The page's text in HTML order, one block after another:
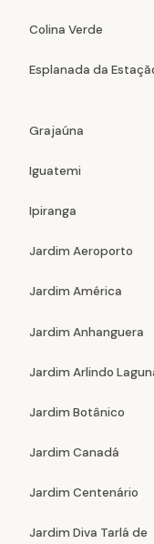
Colina Verde
Esplanada da
Grajaúna
Iguatemi
Ipiranga
Jardim Aeroporto
Jardim América
Jardim Anhanguera
Jardim Arlindo
Jardim Botânico
Jardim Canadá
Jardim Centenário
Jardim Diva Tarlá de